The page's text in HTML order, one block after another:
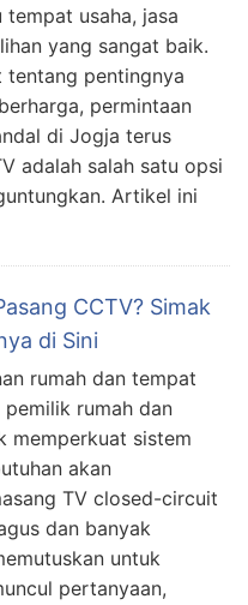
usaha, jasa
yang sangat baik.
tentang pentingnya
permintaan
di Jogja terus
adalah salah satu opsi
Artikel ini
CCTV? Simak
di Sini
rumah dan tempat
rumah dan
memperkuat sistem
akan
TV closed-circuit
dan banyak
untuk
pertanyaan,